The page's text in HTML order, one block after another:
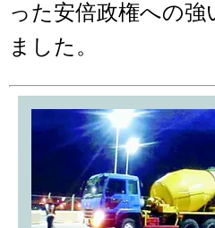
った安倍政権への強
ました。